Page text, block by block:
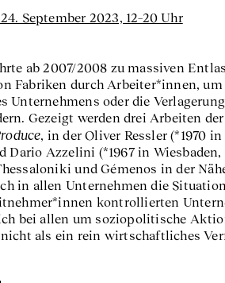
September 2023, 12–20 Uhr
ab 2007/2008 zu massiven
Fabriken durch Arbeiter*innen,
Unternehmens oder die
Gezeigt werden drei Arbeiten
, in der Oliver Ressler (*1970
Dario Azzelini (*1967 in
und Gémenos in der
in allen Unternehmen die
kontrollierten
bei allen um soziopolitische
als ein rein wirtschaftliches